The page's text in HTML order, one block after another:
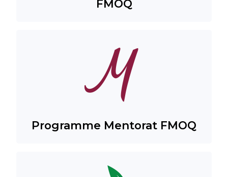
FMOQ
Programme Mentorat FMOQ